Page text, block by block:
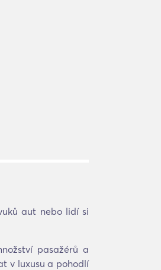
aut nebo lidí si
pasažérů a
v luxusu a pohodlí